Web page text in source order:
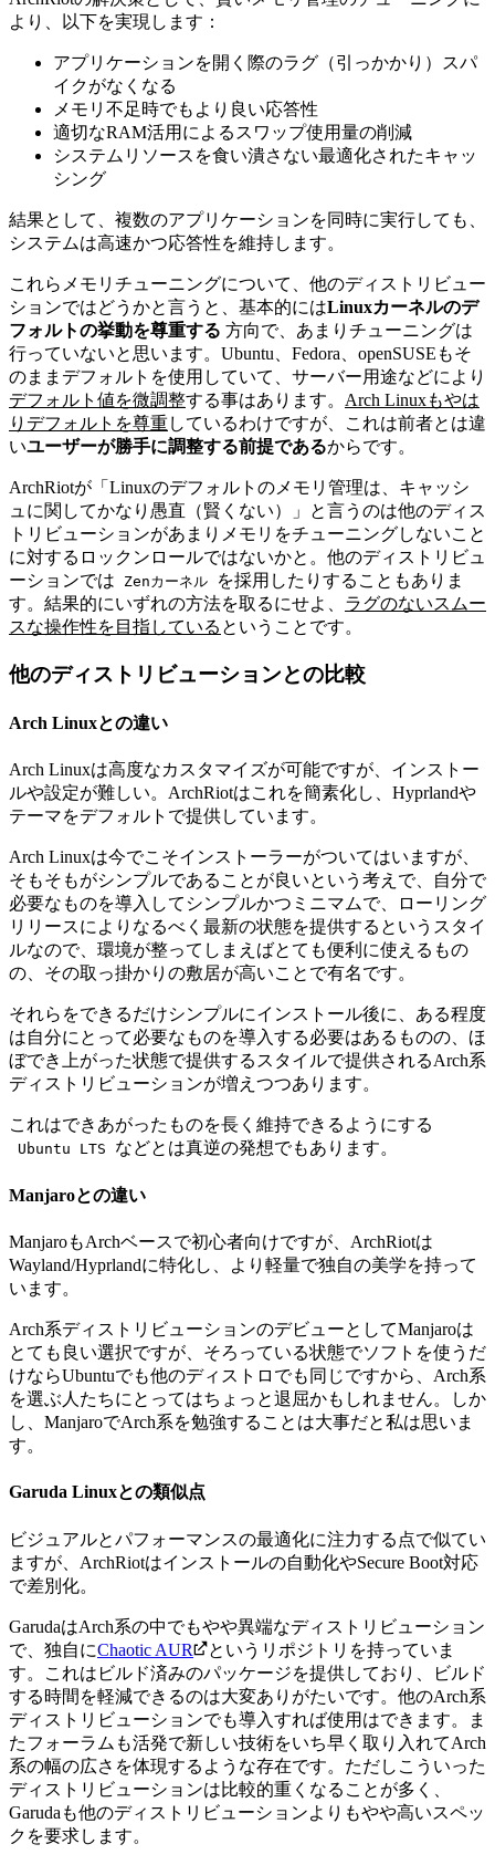
より、以下を実現します：
アプリケーションを開く際のラグ（引っかかり）スパ
イクがなくなる
メモリ不足時でもより良い応答性
適切なRAM活用によるスワップ使用量の削減
システムリソースを食い潰さない最適化されたキャッ
シング
結果として、複数のアプリケーションを同時に実行しても、
システムは高速かつ応答性を維持します。
これらメモリチューニングについて、他のディストリビュー
ションではどうかと言うと、基本的にはLinuxカーネルのデ
フォルトの挙動を尊重する 方向で、あまりチューニングは
行っていないと思います。 Ubuntu、Fedora、openSUSEもそ
のままデフォルトを使用していて、サーバー用途などにより
デフォルト値を微調整する事はあります。 Arch Linuxもやは
りデフォルトを尊重しているわけですが、これは前者とは違
いユーザーが勝手に調整する前提であるからです。
ArchRiotが「Linuxのデフォルトのメモリ管理は、キャッシ
ュに関してかなり愚直（賢くない）」と言うのは他のディス
トリビューションがあまりメモリをチューニングしないこと
に対するロックンロールではないかと。 他のディストリビュ
ーションでは
Zenカーネル
を採用したりすることもありま
す。結果的にいずれの方法を取るにせよ、 ラグのないスムー
スな操作性を目指している ということです。
他のディストリビューションとの比較
Arch Linuxとの違い
Arch Linuxは高度なカスタマイズが可能ですが、インストー
ルや設定が難しい。ArchRiotはこれを簡素化し、Hyprlandや
テーマをデフォルトで提供しています。
Arch Linuxは今でこそインストーラーがついてはいますが、
そもそもがシンプルであることが良いという考えで、自分で
必要なものを導入してシンプルかつミニマムで、ローリング
リリースによりなるべく最新の状態を提供するというスタイ
ルなので、環境が整ってしまえばとても便利に使えるもの
の、その取っ掛かりの敷居が高いことで有名です。
それらをできるだけシンプルにインストール後に、ある程度
は自分にとって必要なものを導入する必要はあるものの、ほ
ぼでき上がった状態で提供するスタイルで提供されるArch系
ディストリビューションが増えつつあります。
これはできあがったものを長く維持できるようにする
Ubuntu LTS などとは真逆の発想でもあります。
Manjaroとの違い
ManjaroもArchベースで初心者向けですが、ArchRiotは
Wayland/Hyprlandに特化し、より軽量で独自の美学を持って
います。
Arch系ディストリビューションのデビューとしてManjaroは
とても良い選択ですが、そろっている状態でソフトを使うだ
けならUbuntuでも他のディストロでも同じですから、Arch系
を選ぶ人たちにとってはちょっと退屈かもしれません。
しか
し、ManjaroでArch系を勉強することは大事だと私は思いま
す。
Garuda Linuxとの類似点
ビジュアルとパフォーマンスの最適化に注力する点で似てい
ますが、ArchRiotはインストールの自動化やSecure Boot対応
で差別化。
GarudaはArch系の中でもやや異端なディストリビューション
で、独自にChaotic AUR
というリポジトリを持っていま
す。これはビルド済みのパッケージを提供しており、ビルド
する時間を軽減できるのは大変ありがたいです。他のArch系
ディストリビューションでも導入すれば使用はできます。
ま
たフォーラムも活発で新しい技術をいち早く取り入れてArch
系の幅の広さを体現するような存在です。ただしこういった
ディストリビューションは比較的重くなることが多く、
Garudaも他のディストリビューションよりもやや高いスペッ
クを要求します。